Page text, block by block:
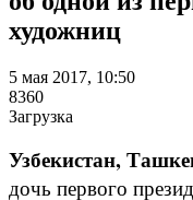
художниц
5 мая 2017, 10:50
8360
Загрузка
Узбекистан,
дочь первого